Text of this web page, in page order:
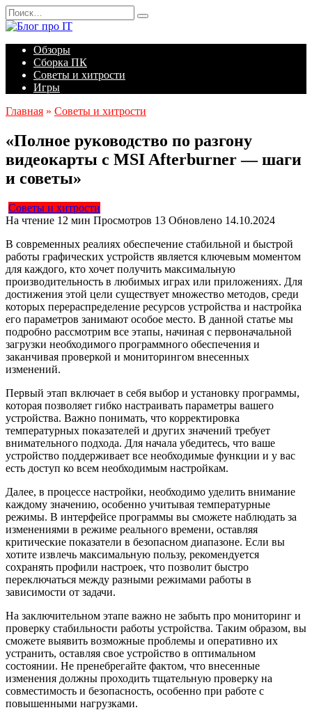
Перейти
к
содержанию
Search
for:
Обзоры
Сборка ПК
Советы и хитрости
Игры
Главная » Советы и хитрости
«Полное руководство по разгону
видеокарты с MSI Afterburner — шаги
и советы»
Советы и хитрости
На чтение 12 мин Просмотров 13 Обновлено 14.10.2024
В современных реалиях обеспечение стабильной и быстрой
работы графических устройств является ключевым моментом
для каждого, кто хочет получить максимальную
производительность в любимых играх или приложениях. Для
достижения этой цели существует множество методов, среди
которых перераспределение ресурсов устройства и настройка
его параметров занимают особое место. В данной статье мы
подробно рассмотрим все этапы, начиная с первоначальной
загрузки необходимого программного обеспечения и
заканчивая проверкой и мониторингом внесенных
изменений.
Первый этап включает в себя выбор и установку программы,
которая позволяет гибко настраивать параметры вашего
устройства. Важно понимать, что корректировка
температурных показателей и других значений требует
внимательного подхода. Для начала убедитесь, что ваше
устройство поддерживает все необходимые функции и у вас
есть доступ ко всем необходимым настройкам.
Далее, в процессе настройки, необходимо уделить внимание
каждому значению, особенно учитывая температурные
режимы. В интерфейсе программы вы сможете наблюдать за
изменениями в режиме реального времени, оставляя
критические показатели в безопасном диапазоне. Если вы
хотите извлечь максимальную пользу, рекомендуется
сохранять профили настроек, что позволит быстро
переключаться между разными режимами работы в
зависимости от задачи.
На заключительном этапе важно не забыть про мониторинг и
проверку стабильности работы устройства. Таким образом, вы
сможете выявить возможные проблемы и оперативно их
устранить, оставляя свое устройство в оптимальном
состоянии. Не пренебрегайте фактом, что внесенные
изменения должны проходить тщательную проверку на
совместимость и безопасность, особенно при работе с
повышенными нагрузками.